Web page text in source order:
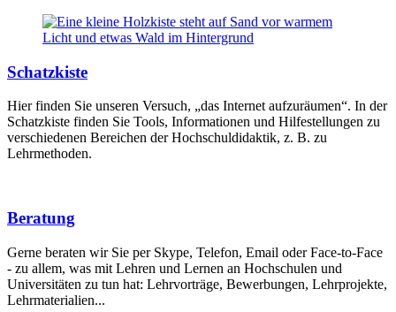
Schatzkiste
Hier finden Sie unseren Versuch, „das Internet aufzuräumen“. In der
Schatzkiste finden Sie Tools, Informationen und Hilfestellungen zu
verschiedenen Bereichen der Hochschuldidaktik, z. B. zu
Lehrmethoden.
Beratung
Gerne beraten wir Sie per Skype, Telefon, Email oder Face-to-Face
- zu allem, was mit Lehren und Lernen an Hochschulen und
Universitäten zu tun hat: Lehrvorträge, Bewerbungen, Lehrprojekte,
Lehrmaterialien...